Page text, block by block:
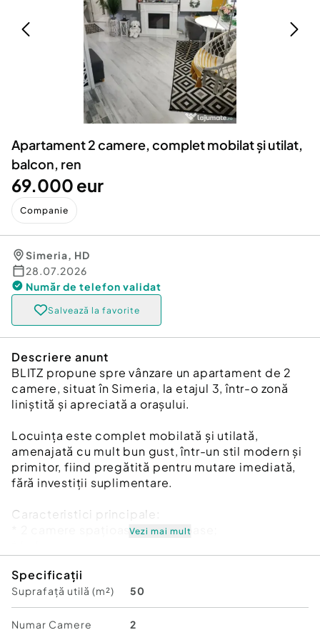
Servicii
Animale de companie
Afaceri și echipamente profesionale
Inchiriere Bunuri si Vehicule
Utilaje agricole si industriale
Piese auto si accesorii
Dacia Duster
Apartament 2 camere, complet mobilat și utilat,
balcon, ren
69.000 eur
Companie
Simeria, HD
28.07.2026
Număr de telefon validat
Salvează la favorite
Descriere anunt
BLITZ propune spre vânzare un apartament de 2
camere, situat în Simeria, la etajul 3, într-o zonă
liniștită și apreciată a orașului.
Locuința este complet mobilată și utilată,
amenajată cu mult bun gust, într-un stil modern și
primitor, fiind pregătită pentru mutare imediată,
fără investiții suplimentare.
Caracteristici principale:
* 2 camere spațioase și luminoase;
* aer condiționat;
* instalație electrică complet refăcută;
* instalație sanitară complet nouă;
* mobilat și utilat complet;
Vezi mai mult
Specificații
Suprafață utilă (m²) 50
Numar Camere 2